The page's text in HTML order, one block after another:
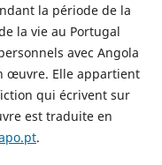
la période de la
la vie au Portugal
avec Angola
œuvre. Elle appartient
qui écrivent sur
est traduite en
.